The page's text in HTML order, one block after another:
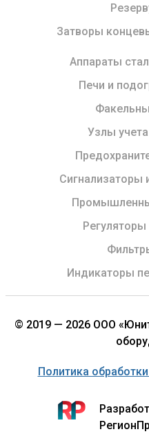
Затворы
Аппараты
Печи и
Узлы
Сигнализаторы
Регуляторы
Индикаторы
© 2019 — 2026 ООО
Политика